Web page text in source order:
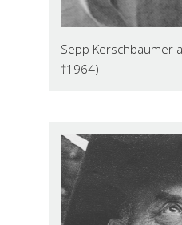
Sepp Kerschbaumer
†1964)